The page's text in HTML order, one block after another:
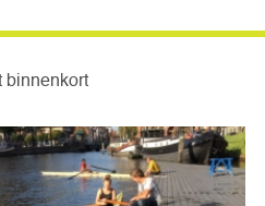
binnenkort